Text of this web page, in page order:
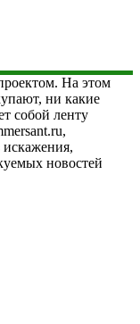
На этом
ни какие
собой ленту
новостей